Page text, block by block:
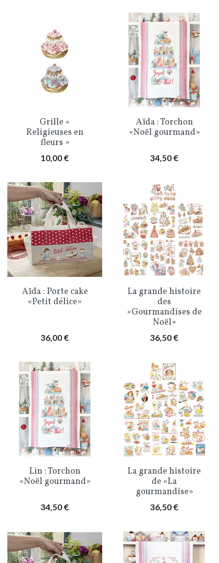
Grille «
Religieuses en
fleurs »
Prix
10,00 €
Aïda : Torchon
«Noël gourmand»
Prix
34,50 €
Aïda : Porte cake
«Petit délice»
Prix
36,00 €
La grande histoire
des
«Gourmandises de
Noël»
Prix
36,50 €
Lin : Torchon
«Noël gourmand»
Prix
34,50 €
La grande histoire
de «La
gourmandise»
Prix
36,50 €